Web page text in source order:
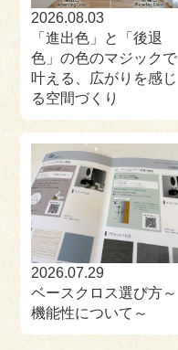
2026.08.03
「進出色」と「後退
色」の色のマジックで
叶える、広がりを感じ
る空間づくり
2026.07.29
ベースクロス選び方～
機能性について～